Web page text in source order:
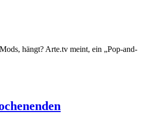
hängt? Arte.tv meint, ein „Pop-and-